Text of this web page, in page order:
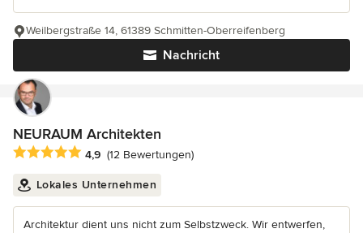
Nachricht
Weilbergstraße 14, 61389 Schmitten-Oberreifenberg
NEURAUM Architekten
Durchschnittliche Bewertung: 4.9 von 5 Sternen
4,9 (12 Bewertungen)
Lokales Unternehmen
Architektur dient uns nicht zum Selbstzweck. Wir entwerfen,